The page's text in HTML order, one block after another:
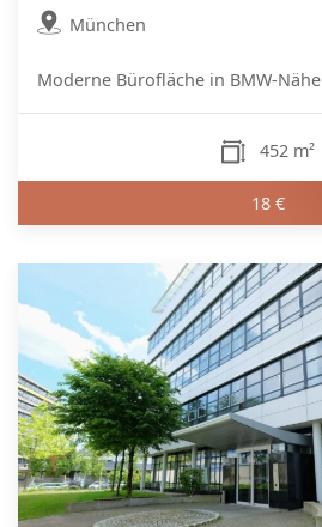
München
Moderne Bürofläche in BMW-Nähe
452 m²
18 €